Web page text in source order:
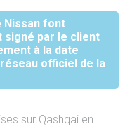
Nissan font
signé par le client
à la date
officiel de la
sur Qashqai en